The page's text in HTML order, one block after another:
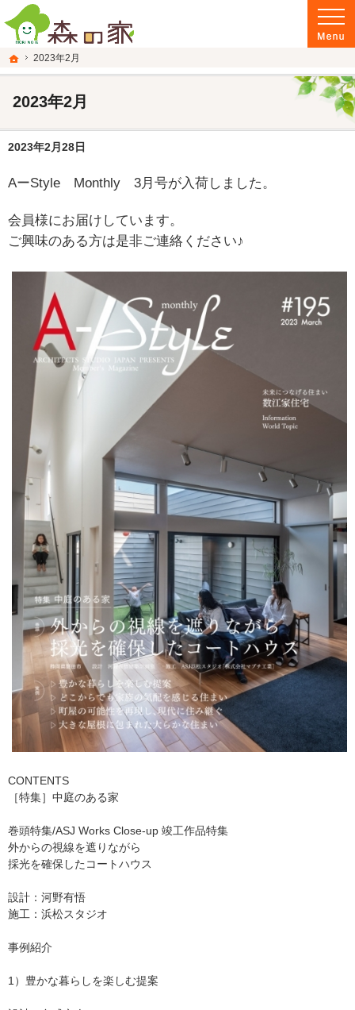
ホーム
2023年2月
2023年2月
富山県南砺市の注文住宅・新築戸建てを手がける建設会社なら当社へ。
富山県南砺市の新築・注文住宅・新築戸建てを手がける建設会社なら森の家
2023年2月28日
AーStyle Monthly 3月号が入荷しました。
会員様にお届けしています。
ご興味のある方は是非ご連絡ください♪
CONTENTS
［特集］中庭のある家
巻頭特集/ASJ Works Close-up 竣工作品特集​
外からの視線を遮りながら
採光を確保したコートハウス
設計：河野有悟
施工：浜松スタジオ
事例紹介
1）豊かな暮らしを楽しむ提案